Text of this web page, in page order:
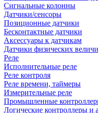
Сигнальные колонны
Датчики/сенсоры
Позиционные датчики
Бесконтактные датчики
Аксессуары к датчикам
Датчики физических
Реле
Исполнительные реле
Реле контроля
Реле времени, таймеры
Измерительные реле
Промышленные
Логические контроллеры и